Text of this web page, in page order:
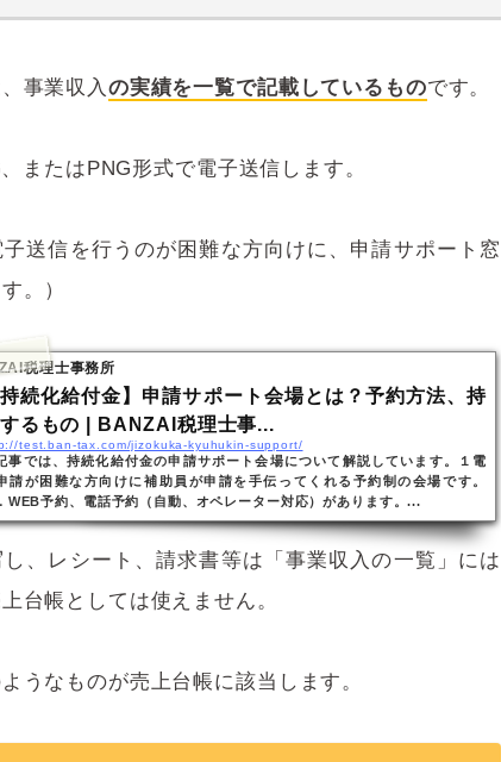
事業収入 の実績を一覧で記載しているものです。
またはPNG形式で電子送信します。
子送信を行うのが困難な方向けに、申請サポート窓
。）
税理士事務所
持続化給付金】申請サポート会場とは？予約方法、持
るもの | BANZAI税理士事...
test.ban-tax.com/jizokuka-kyuhukin-support/
事では、持続化給付金の申請サポート会場について解説しています。１電
請が困難な方向けに補助員が申請を手伝ってくれる予約制の会場です。
WEB予約、電話予約（自動、オペレーター対応）があります。...
、レシート、請求書等は「事業収入の一覧」には
台帳としては使えません。
うなものが売上台帳に該当します。